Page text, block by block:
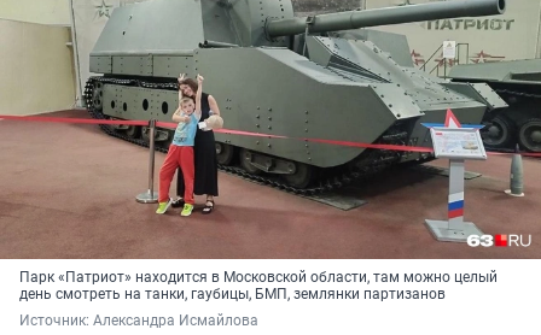
Парк «Патриот» находится в Московской области, там можно целый
день смотреть на танки, гаубицы, БМП, землянки партизанов
Источник: Александра Исмайлова